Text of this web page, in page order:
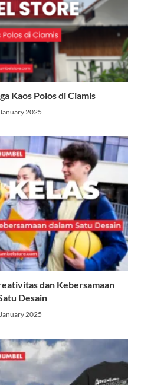
Kaos Polos di Ciamis
2025
dan Kebersamaan
Desain
2025